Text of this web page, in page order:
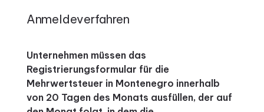
Anmeldeverfahren
Unternehmen müssen das
Registrierungsformular für die
Mehrwertsteuer in Montenegro innerhalb
von 20 Tagen des Monats ausfüllen, der auf